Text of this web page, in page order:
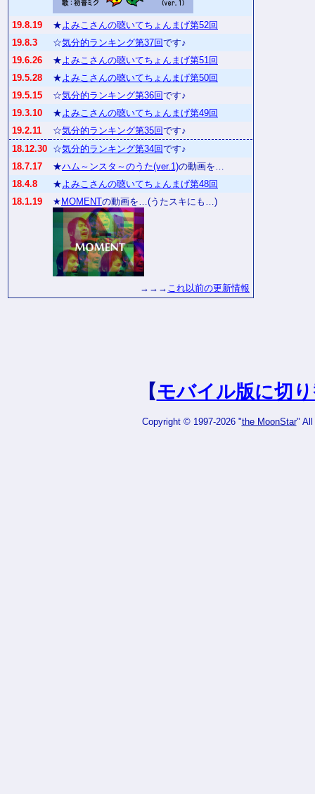
19.8.19 ★よみこさんの聴いてちょんまげ第52回
19.8.3
☆気分的ランキング第37回です♪
19.6.26
★よみこさんの聴いてちょんまげ第51回
19.5.28
★よみこさんの聴いてちょんまげ第50回
19.5.15
☆気分的ランキング第36回です♪
19.3.10
★よみこさんの聴いてちょんまげ第49回
19.2.11
☆気分的ランキング第35回です♪
18.12.30 ☆気分的ランキング第34回です♪
18.7.17
★ハム～ンスタ～のうた(ver.1)の動画を…
18.4.8
★よみこさんの聴いてちょんまげ第48回
18.1.19
★ MOMENTの動画を…(うたスキにも…)
→→→ これ以前の更新情報
【モバイル版に切
Copyright © 1997-2026 "the MoonStar" All